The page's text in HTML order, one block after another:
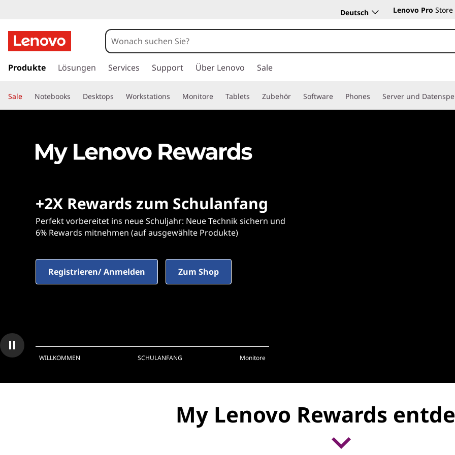
Deutsch Lenovo Pro
u
a
u
Produkte Lösungen Services Support Über Lenovo Sale
Sale Notebooks Desktops Workstations Monitore Tablets Zubehör Software Phones Server und
funktionier
t's?
sammeln
Einlösen!
+2X Rewards zum Schulanfang
Perfekt vorbereitet ins neue Schuljahr: Neue Technik sichern und
6% Rewards mitnehmen (auf ausgewählte Produkte)
Registrieren/ Anmelden Zum Shop
WILLKOMMEN SCHULANFANG Monitore
My Lenovo Rewards